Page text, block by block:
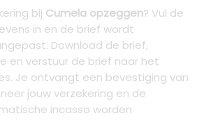
bij Cumela opzeggen? Vul de
in en de brief wordt
Download de brief,
en verstuur de brief naar het
Je ontvangt een bevestiging van
jouw verzekering en de
incasso worden